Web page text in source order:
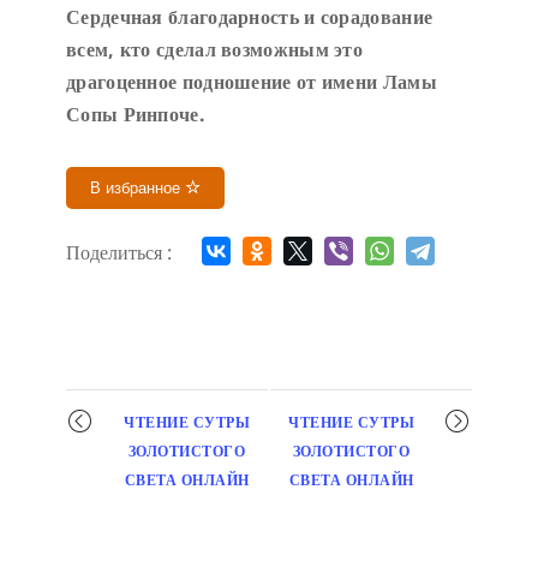
Сердечная благодарность и сорадование
всем, кто сделал возможным это
драгоценное подношение от имени Ламы
Сопы Ринпоче.
В избранное
Поделиться :
Мероприятие
навигация
ЧТЕНИЕ СУТРЫ
ЗОЛОТИСТОГО
СВЕТА ОНЛАЙН
ЧТЕНИЕ СУТРЫ
ЗОЛОТИСТОГО
СВЕТА ОНЛАЙН